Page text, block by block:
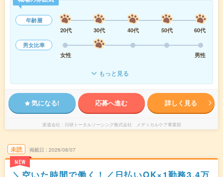
年齢層
20代
30代 40代 50代
60代
男女比率
女性
男性
もっと見る
気になる! 応募へ進む 詳しく見る
派遣会社 日研トータルソーシング株式会社 メディカルケア事業部
未読
NEW
掲載日 2026/08/07
＼空いた時間で働く！／日払いOK×1勤務3.4万